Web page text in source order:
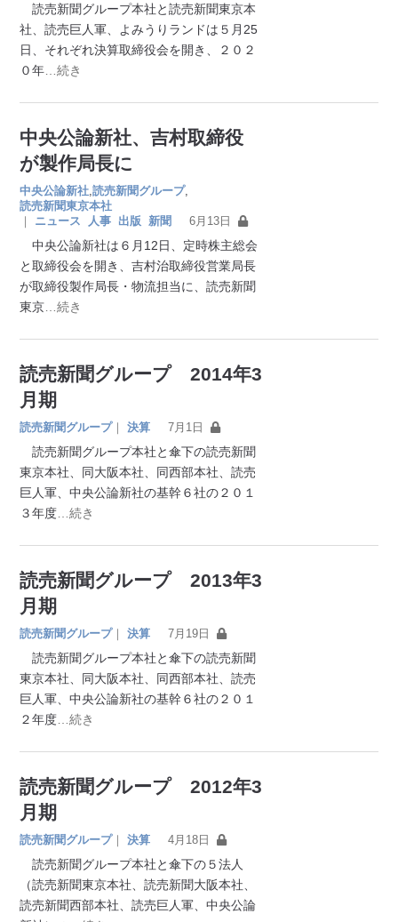
読売新聞グループ本社と読売新聞東京本
社、読売巨人軍、よみうりランドは５月25
日、それぞれ決算取締役会を開き、２０２
０年 …続き
中央公論新社、吉村取締役
が製作局長に
中央公論新社 ,読売新聞グループ,
読売新聞東京本社
｜
ニュース 人事 出版 新聞 6月13日
中央公論新社は６月12日、定時株主総会
と取締役会を開き、吉村治取締役営業局長
が取締役製作局長・物流担当に、読売新聞
東京 …続き
読売新聞グループ 2014年3
月期
読売新聞グループ｜ 決算 7月1日
読売新聞グループ本社と傘下の読売新聞
東京本社、同大阪本社、同西部本社、読売
巨人軍、中央公論新社の基幹６社の２０１
３年度 …続き
読売新聞グループ 2013年3
月期
読売新聞グループ｜ 決算 7月19日
読売新聞グループ本社と傘下の読売新聞
東京本社、同大阪本社、同西部本社、読売
巨人軍、中央公論新社の基幹６社の２０１
２年度 …続き
読売新聞グループ 2012年3
月期
読売新聞グループ｜ 決算 4月18日
読売新聞グループ本社と傘下の５法人
（読売新聞東京本社、読売新聞大阪本社、
読売新聞西部本社、読売巨人軍、中央公論